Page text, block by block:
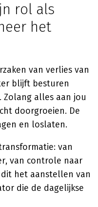
rol als
het
van verlies van
blijft besturen
alles aan jou
doorgroeien. De
en loslaten.
van
van controle naar
het aanstellen van
die de dagelijkse